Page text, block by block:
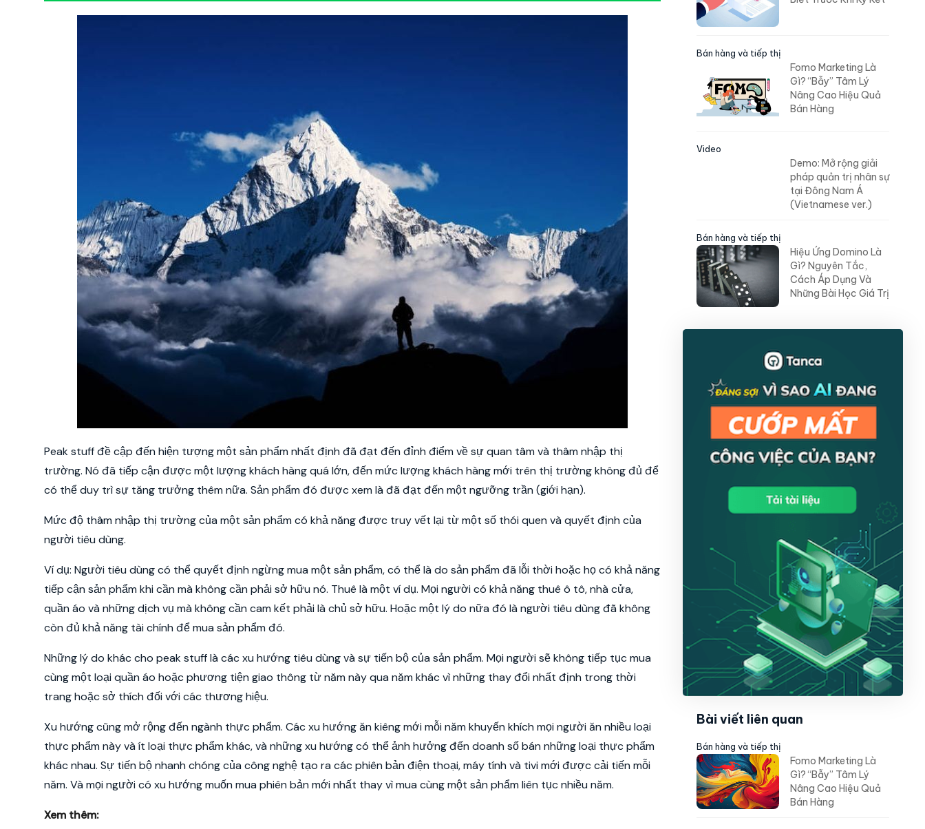
Peak stuff đề cập đến hiện tượng một sản phẩm nhất định đã đạt đến đỉnh điểm về sự quan tâm và thâm nhập thị
trường. Nó đã tiếp cận được một lượng khách hàng quá lớn, đến mức lượng khách hàng mới trên thị trường không đủ để
có thể duy trì sự tăng trưởng thêm nữa. Sản phẩm đó được xem là đã đạt đến một ngưỡng trần (giới hạn).
Mức độ thâm nhập thị trường của một sản phẩm có khả năng được truy vết lại từ một số thói quen và quyết định của
người tiêu dùng.
Ví dụ: Người tiêu dùng có thể quyết định ngừng mua một sản phẩm, có thể là do sản phẩm đã lỗi thời hoặc họ có khả năng
tiếp cận sản phẩm khi cần mà không cần phải sở hữu nó. Thuê là một ví dụ. Mọi người có khả năng thuê ô tô, nhà cửa,
quần áo và những dịch vụ mà không cần cam kết phải là chủ sở hữu. Hoặc một lý do nữa đó là người tiêu dùng đã không
còn đủ khả năng tài chính để mua sản phẩm đó.
Những lý do khác cho peak stuff là các xu hướng tiêu dùng và sự tiến bộ của sản phẩm. Mọi người sẽ không tiếp tục mua
cùng một loại quần áo hoặc phương tiện giao thông từ năm này qua năm khác vì những thay đổi nhất định trong thời
trang hoặc sở thích đối với các thương hiệu.
Xu hướng cũng mở rộng đến ngành thực phẩm. Các xu hướng ăn kiêng mới mỗi năm khuyến khích mọi người ăn nhiều loại
thực phẩm này và ít loại thực phẩm khác, và những xu hướng có thể ảnh hưởng đến doanh số bán những loại thực phẩm
khác nhau. Sự tiến bộ nhanh chóng của công nghệ tạo ra các phiên bản điện thoại, máy tính và tivi mới được cải tiến mỗi
năm. Và mọi người có xu hướng muốn mua phiên bản mới nhất thay vì mua cùng một sản phẩm liên tục nhiều năm.
Xem thêm:
Bán hàng và tiếp thị
Fomo Marketing Là
Gì? “Bẫy” Tâm Lý
Nâng Cao Hiệu Quả
Bán Hàng
Video
Demo: Mở rộng giải
pháp quản trị nhân sự
tại Đông Nam Á
(Vietnamese ver.)
Bán hàng và tiếp thị
Hiệu Ứng Domino Là
Gì? Nguyên Tắc,
Cách Áp Dụng Và
Những Bài Học Giá Trị
Bài viết liên quan
Bán hàng và tiếp thị
Fomo Marketing Là
Gì? “Bẫy” Tâm Lý
Nâng Cao Hiệu Quả
Bán Hàng